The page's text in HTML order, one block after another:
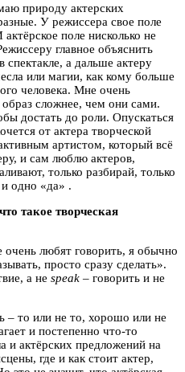
природу актерских
У режиссера свое поле
поле нисколько не
главное объяснить
спектакле, а дальше актеру
или магии, как кому больше
человека. Мне очень
образ сложнее, чем они сами.
достать до роли. Опускаться
от актера творческой
артистом, который всё
и сам люблю актеров,
только разбирай, только
одно «да» .
такое творческая
любят говорить, я обычно
просто сразу сделать».
а не speak – говорить и не
– то или не то, хорошо или не
и постепенно что-то
и актёрских предложений на
где и как стоит актер,